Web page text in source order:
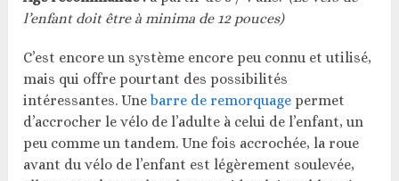
l’enfant doit être à minima de 12 pouces)
C’est encore un système encore peu connu et utilisé,
mais qui offre pourtant des possibilités
intéressantes. Unebarre de remorquage permet
d’accrocher le vélo de l’adulte à celui de l’enfant, un
peu comme un tandem. Une fois accrochée, la roue
avant du vélo de l’enfant est légèrement soulevée,